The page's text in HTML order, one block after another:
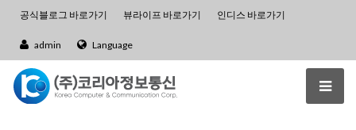
공식블로그 바로가기 뷰라이프 바로가기 인디스 바로가기
admin Language